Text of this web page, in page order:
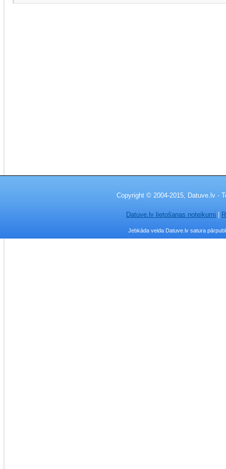
Copyright © 2004-2015, Datuve.lv -
Datuve.lv lietošanas noteikumi
Jebkāda veida Datuve.lv satura